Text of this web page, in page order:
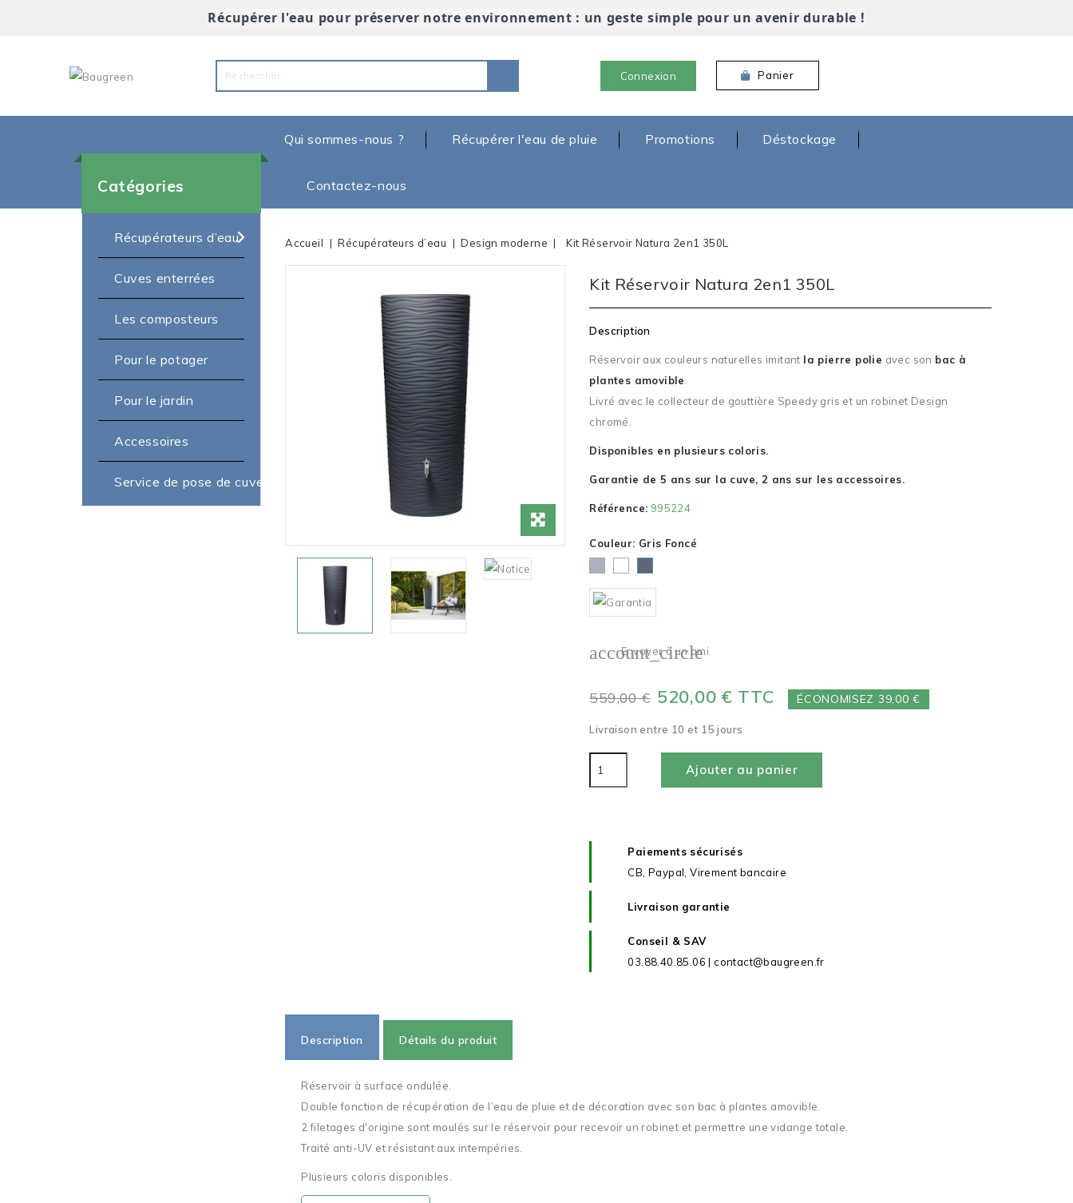
Récupérer l'eau pour préserver notre environnement : un geste simple pour un avenir durable !
Panier
Connexion
Qui sommes-nous ? Récupérer l'eau de pluie Promotions Déstockage
Contactez-nous
Catégories
Récupérateurs d’eau
Cuves enterrées
Les composteurs
Pour le potager
Pour le jardin
Accessoires
Service de pose de cuve
Accueil Récupérateurs d’eau Design moderne Kit Réservoir Natura 2en1 350L
Kit Réservoir Natura 2en1 350L
Description
Réservoir aux couleurs naturelles imitant la pierre polie avec son bac à
plantes amovible
Livré avec le collecteur de gouttière Speedy gris et un robinet Design
chromé.
Disponibles en plusieurs coloris.
Garantie de 5 ans sur la cuve, 2 ans sur les accessoires.
Référence: 995224
Couleur: Gris Foncé
account_circle
Envoyer à un ami
559,00 € 520,00 € TTC ÉCONOMISEZ 39,00 €
Livraison entre 10 et 15 jours
Ajouter au panier
Paiements sécurisés
CB, Paypal, Virement bancaire
Livraison garantie
Conseil & SAV
03.88.40.85.06 | contact@baugreen.fr
Description Détails du produit
Réservoir à surface ondulée.
Double fonction de récupération de l’eau de pluie et de décoration avec son bac à plantes amovible.
2 filetages d'origine sont moulés sur le réservoir pour recevoir un robinet et permettre une vidange totale.
Traité anti-UV et résistant aux intempéries.
Plusieurs coloris disponibles.